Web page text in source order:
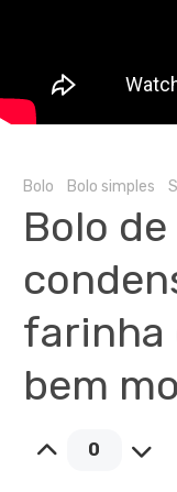
Bolo Bolo simples
Bolo
farinha
bem
0